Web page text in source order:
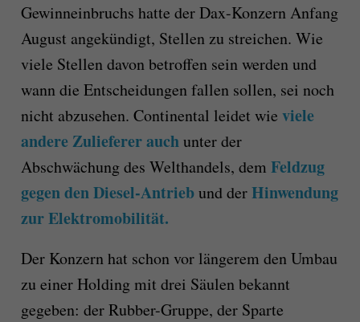
Gewinneinbruchs hatte der Dax-Konzern Anfang
August angekündigt, Stellen zu streichen. Wie
viele Stellen davon betroffen sein werden und
wann die Entscheidungen fallen sollen, sei noch
nicht abzusehen. Continental leidet wie viele
andere Zulieferer auchunter der
Abschwächung des Welthandels, dem Feldzug
gegen den Diesel-Antriebund derHinwendung
zur Elektromobilität.
Der Konzern hat schon vor längerem den Umbau
zu einer Holding mit drei Säulen bekannt
gegeben: der Rubber-Gruppe, der Sparte